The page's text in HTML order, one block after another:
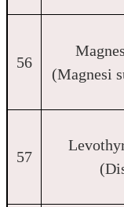
56
(Magnesi
57